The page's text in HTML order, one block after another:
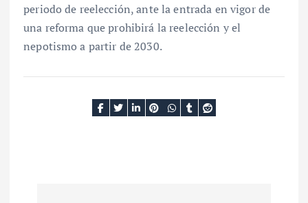
periodo de reelección, ante la entrada en vigor de
una reforma que prohibirá la reelección y el
nepotismo a partir de 2030.